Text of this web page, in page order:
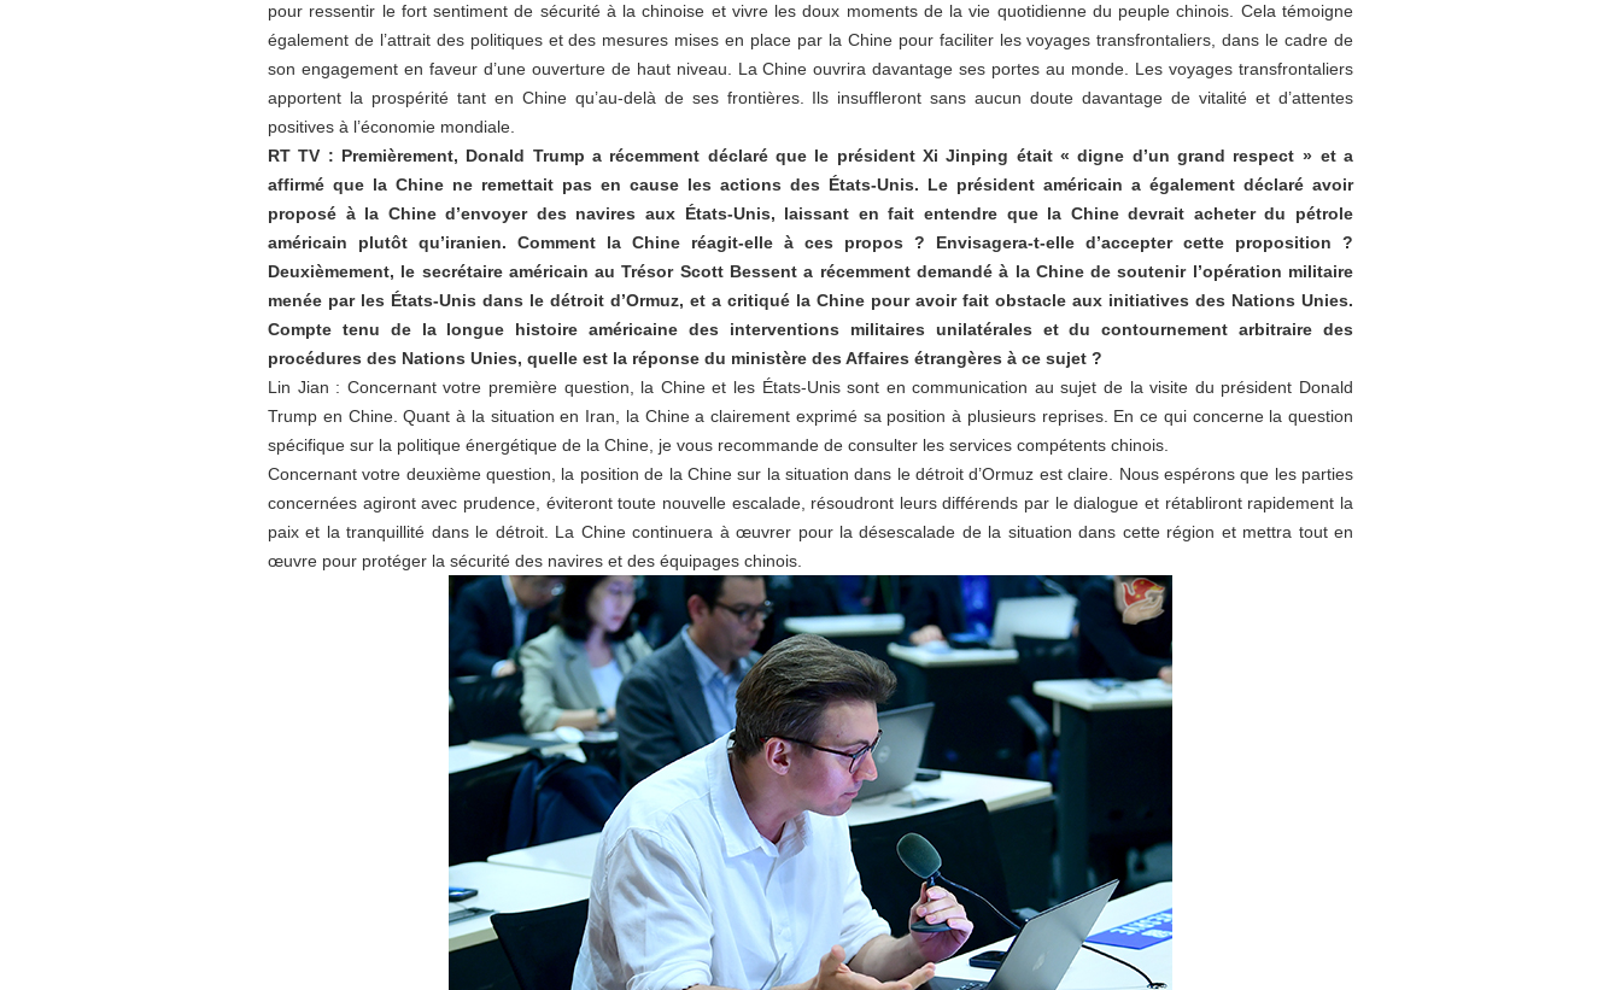
pour ressentir le fort sentiment de sécurité à la chinoise et vivre les doux moments de la vie quotidienne du peuple chinois. Cela témoigne
également de l’attrait des politiques et des mesures mises en place par la Chine pour faciliter les voyages transfrontaliers, dans le cadre de
son engagement en faveur d’une ouverture de haut niveau. La Chine ouvrira davantage ses portes au monde. Les voyages transfrontaliers
apportent la prospérité tant en Chine qu’au-delà de ses frontières. Ils insuffleront sans aucun doute davantage de vitalité et d’attentes
positives à l’économie mondiale.
RT TV : Premièrement, Donald Trump a récemment déclaré que le président Xi Jinping était « digne d’un grand respect » et a
affirmé que la Chine ne remettait pas en cause les actions des États-Unis. Le président américain a également déclaré avoir
proposé à la Chine d’envoyer des navires aux États-Unis, laissant en fait entendre que la Chine devrait acheter du pétrole
américain plutôt qu’iranien. Comment la Chine réagit-elle à ces propos ? Envisagera-t-elle d’accepter cette proposition ?
Deuxièmement, le secrétaire américain au Trésor Scott Bessent a récemment demandé à la Chine de soutenir l’opération militaire
menée par les États-Unis dans le détroit d’Ormuz, et a critiqué la Chine pour avoir fait obstacle aux initiatives des Nations Unies.
Compte tenu de la longue histoire américaine des interventions militaires unilatérales et du contournement arbitraire des
procédures des Nations Unies, quelle est la réponse du ministère des Affaires étrangères à ce sujet ?
Lin Jian : Concernant votre première question, la Chine et les États-Unis sont en communication au sujet de la visite du président Donald
Trump en Chine. Quant à la situation en Iran, la Chine a clairement exprimé sa position à plusieurs reprises. En ce qui concerne la question
spécifique sur la politique énergétique de la Chine, je vous recommande de consulter les services compétents chinois.
Concernant votre deuxième question, la position de la Chine sur la situation dans le détroit d’Ormuz est claire. Nous espérons que les parties
concernées agiront avec prudence, éviteront toute nouvelle escalade, résoudront leurs différends par le dialogue et rétabliront rapidement la
paix et la tranquillité dans le détroit. La Chine continuera à œuvrer pour la désescalade de la situation dans cette région et mettra tout en
œuvre pour protéger la sécurité des navires et des équipages chinois.